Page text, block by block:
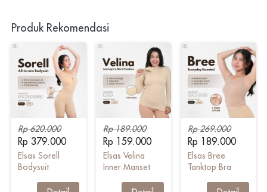
Produk Rekomendasi
Rp 620.000
Rp 379.000
Elsas Sorell
Bodysuit
Rp 189.000
Rp 159.000
Elsas Velina
Inner Manset
Rp 269.000
Rp 189.000
Elsas Bree
Tanktop Bra